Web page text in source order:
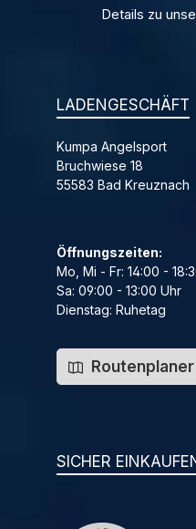
Details zu
LADENGESCHÄFT
Kumpa Angelsport
Bruchwiese 18
55583 Bad Kreuznach
Öffnungszeiten:
Mo, Mi - Fr: 14:00 -
Sa: 09:00 - 13:00 Uhr
Dienstag: Ruhetag
SICHER